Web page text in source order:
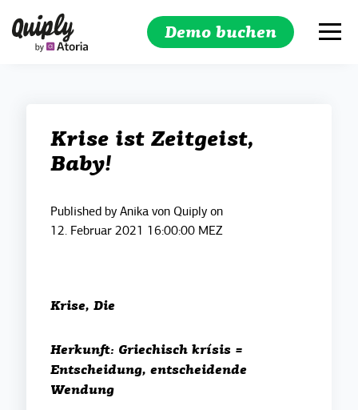
Demo buchen
Krise ist Zeitgeist,
Baby!
Published byAnika von Quiplyon
12. Februar 2021 16:00:00 MEZ
Krise, Die
Herkunft: Griechisch krísis =
Entscheidung, entscheidende
Wendung